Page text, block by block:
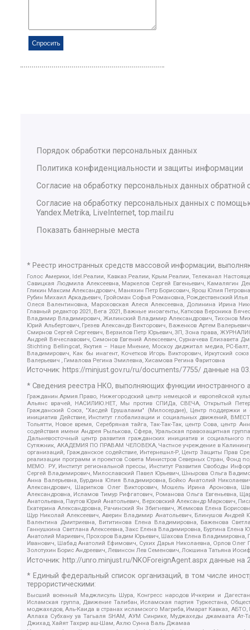
Порядок обработки персональных данных
Политика конфиденциальности и защиты информации
Согласие на обработку персональных данных обратной
Согласие на обработку персональных данных с
Yandex.Metrika, LiveInternet, top.mail.ru
Показать баннерные места
* Реестр иностранных средств массовой информации,
Голос Америки, Idel.Реалии, Кавказ.Реалии, Крым.Реалии, Телеканал
Савицкая Людмила Алексеевна, Маркелов Сергей Евгеньевич, Камалягин
Гликин Максим Александрович, Маняхин Петр Борисович, Ярош Юлия
Рубин Михаил Аркадьевич, Гройсман Софья Романовна, Рождественский
Олеся Валентиновна, Мароховская Алеся Алексеевна, Долинина Ирина
Главный редактор 2021, Вега 2021, Важные иноагенты, Каткова Вероника
Владимир Владимирович, Жилинский Владимир Александрович, Тихонов
Юрий Альбертович, Грезев Александр Викторович, Важенков Артем
Смирнов Сергей Сергеевич, Верзилов Петр Юрьевич, ЗП, Зона права,
Андрей Вячеславович, Симонов Евгений Алексеевич, Сурначева Елизавета
Stichting Bellingcat, Якутия – Наше Мнение, Москоу диджитал медиа, РС-
Владимирович, Как бы инагент, Кочетков Игорь Викторович, Иркутский
Валерьевич , Гималова Регина Эмилевна, Хисамова Регина Фаритовна
Источник: https://minjust.gov.ru/ru/documents/7755/ данные на
* Сведения реестра НКО, выполняющих функции иностранного
Гражданин.Армия.Право, Нижегородский центр немецкой и европейской
Альянс врачей, НАСИЛИЮ.НЕТ, Мы против СПИДа, СВЕЧА, Открытый
Гражданский Союз, "Хасдей Ерушалаим" (Милосердие), Центр поддержки
инициатив Действие, Институт глобализации и социальных движений,
Тольятти, Новое время, Серебряная тайга, Так-Так-Так, центр Сова, центр
содействия имени Андрея Рылькова, Сфера, Уральская правозащитная
Дальневосточный центр развития гражданских инициатив и социального
Сутяжник, АКАДЕМИЯ ПО ПРАВАМ ЧЕЛОВЕКА, Частное учреждение в
организаций, Гражданское содействие, Интернешнл-Р, Центр Защиты Прав
реализации программ и проектов Совета Министров Северных Стран, Фонд
МЕМО. РУ, Институт региональной прессы, Институт Развития Свободы
Сергей Владимирович, Милославский Павел Юрьевич, Шнырова Ольга
Анна Валерьевна, Бурдина Юлия Владимировна, Бойко Анатолий
Александрович, Шарипков Олег Викторович, Мошель Ирина Ароновна,
Александровна, Исламов Тимур Рифгатович, Романова Ольга Евгеньевна,
Анатольевна, Паутов Юрий Анатольевич, Верховский Александр Маркович,
Екатерина Александровна, Рачинский Ян Збигневич, Жемкова Елена
Щур Николай Алексеевич, Аверин Владимир Анатольевич, Блинушов Андрей
Валентина Дмитриевна, Вититинова Елена Владимировна, Баженова
Ганнушкина Светлана Алексеевна, Закс Елена Владимировна, Буртина
Анатолий Мариевич, Прохоров Вадим Юрьевич, Шахова Елена Владимировна,
Иванович, Шабад Анатолий Ефимович, Сухих Дарья Николаевна, Орлов Олег
Золотухин Борис Андреевич, Левинсон Лев Семенович, Локшина Татьяна
Источник: http://unro.minjust.ru/NKOForeignAgent.aspx данные на
* Единый федеральный список организаций, в том числе
террористическими:
Высший военный Маджлисуль Шура, Конгресс народов Ичкерии и
Исламская группа, Движение Талибан, Исламская партия Туркестана,
моджахедов, Аль-Каида в странах исламского Магриба, Имарат Кавказ,
Аллаха Субхану уа Тагьаля SHAM, АУМ Синрике, Муджахеды джамаата Ат-
Джихад, Хайят Тахрир аш-Шам, Ахлю Сунна Валь Джамаа